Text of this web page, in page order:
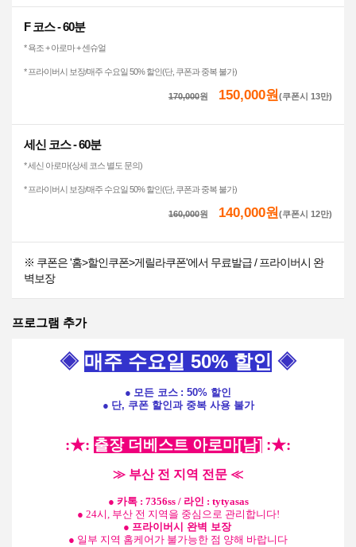
F 코스 - 60분
* 욕조 + 아로마 + 센슈얼
* 프라이버시 보장/매주 수요일 50% 할인(단, 쿠폰과 중복 불가)
170,000원 150,000원(쿠폰시 13만)
세신 코스 - 60분
* 세신 아로마(상세 코스 별도 문의)
* 프라이버시 보장/매주 수요일 50% 할인(단, 쿠폰과 중복 불가)
160,000원 140,000원(쿠폰시 12만)
※ 쿠폰은 '홈>할인쿠폰>게릴라쿠폰'에서 무료발급 / 프라이버시 완
벽보장
프로그램 추가
◈ 매주 수요일 50% 할인 ◈
● 모든 코스 : 50% 할인
● 단, 쿠폰 할인과 중복 사용 불가
:★: 출장 더베스트 아로마[남] :★:
≫ 부산 전 지역 전문 ≪
● 카톡 : 7356ss / 라인 : tytyasas
● 24시, 부산 전 지역을 중심으로 관리합니다!
● 프라이버시 완벽 보장
● 일부 지역 홈케어가 불가능한 점 양해 바랍니다